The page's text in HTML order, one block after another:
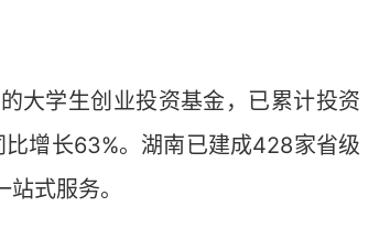
学生创业投资基金，已累计投资
增长63%。湖南已建成428家省级
式服务。